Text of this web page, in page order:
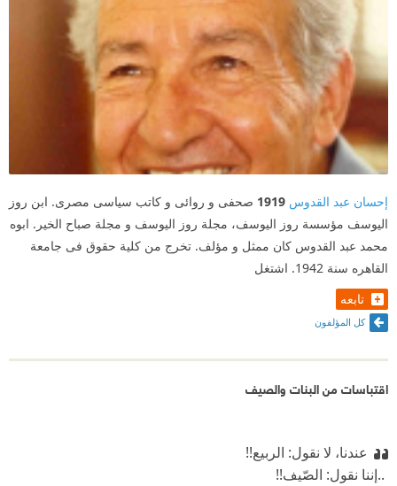
إحسان عبد القدوس 1919 صحفى و روائى و كاتب سياسى مصرى. ابن روز
اليوسف مؤسسة روز اليوسف، مجلة روز اليوسف و مجلة صباح الخير. ابوه
محمد عبد القدوس كان ممثل و مؤلف. تخرج من كلية حقوق فى جامعة
القاهره سنة 1942. اشتغل
تابعه
كل المؤلفون
اقتباسات من البنات والصيف
عندنا، لا نقول: الربيع!!
‫ ..إننا نقول: الصّيف!!